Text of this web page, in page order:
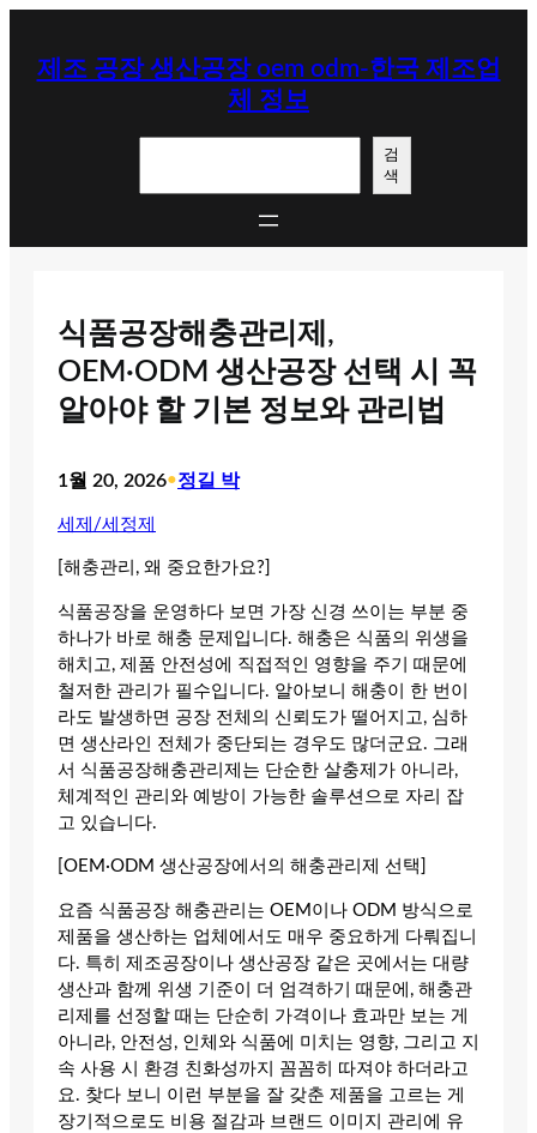
제조 공장 생산공장 oem odm-한국 제조업
체 정보
검
색
식품공장해충관리제,
OEM·ODM 생산공장 선택 시 꼭
알아야 할 기본 정보와 관리법
1월 20, 2026•정길 박
세제/세정제
[해충관리, 왜 중요한가요?]
식품공장을 운영하다 보면 가장 신경 쓰이는 부분 중
하나가 바로 해충 문제입니다. 해충은 식품의 위생을
해치고, 제품 안전성에 직접적인 영향을 주기 때문에
철저한 관리가 필수입니다. 알아보니 해충이 한 번이
라도 발생하면 공장 전체의 신뢰도가 떨어지고, 심하
면 생산라인 전체가 중단되는 경우도 많더군요. 그래
서 식품공장해충관리제는 단순한 살충제가 아니라,
체계적인 관리와 예방이 가능한 솔루션으로 자리 잡
고 있습니다.
[OEM·ODM 생산공장에서의 해충관리제 선택]
요즘 식품공장 해충관리는 OEM이나 ODM 방식으로
제품을 생산하는 업체에서도 매우 중요하게 다뤄집니
다. 특히 제조공장이나 생산공장 같은 곳에서는 대량
생산과 함께 위생 기준이 더 엄격하기 때문에, 해충관
리제를 선정할 때는 단순히 가격이나 효과만 보는 게
아니라, 안전성, 인체와 식품에 미치는 영향, 그리고 지
속 사용 시 환경 친화성까지 꼼꼼히 따져야 하더라고
요. 찾다 보니 이런 부분을 잘 갖춘 제품을 고르는 게
장기적으로도 비용 절감과 브랜드 이미지 관리에 유